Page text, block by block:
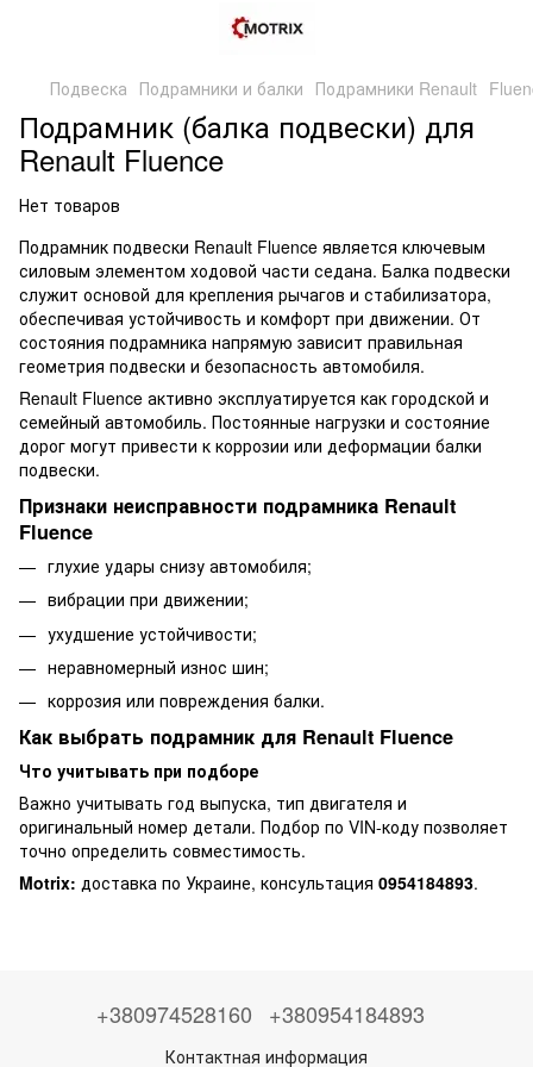
Подвеска Подрамники и балки Подрамники Renault
Подрамник (балка подвески) для
Renault Fluence
Нет товаров
Подрамник подвески Renault Fluence является ключевым
силовым элементом ходовой части седана. Балка подвески
служит основой для крепления рычагов и стабилизатора,
обеспечивая устойчивость и комфорт при движении. От
состояния подрамника напрямую зависит правильная
геометрия подвески и безопасность автомобиля.
Renault Fluence активно эксплуатируется как городской и
семейный автомобиль. Постоянные нагрузки и состояние
дорог могут привести к коррозии или деформации балки
подвески.
Признаки неисправности подрамника Renault
Fluence
глухие удары снизу автомобиля;
вибрации при движении;
ухудшение устойчивости;
неравномерный износ шин;
коррозия или повреждения балки.
Как выбрать подрамник для Renault Fluence
Что учитывать при подборе
Важно учитывать год выпуска, тип двигателя и
оригинальный номер детали. Подбор по VIN-коду позволяет
точно определить совместимость.
Motrix: доставка по Украине, консультация 0954184893.
+380974528160 +380954184893
Контактная информация